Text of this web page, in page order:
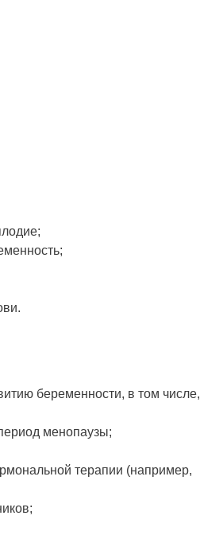
беременности, в том числе,
менопаузы;
терапии (например,